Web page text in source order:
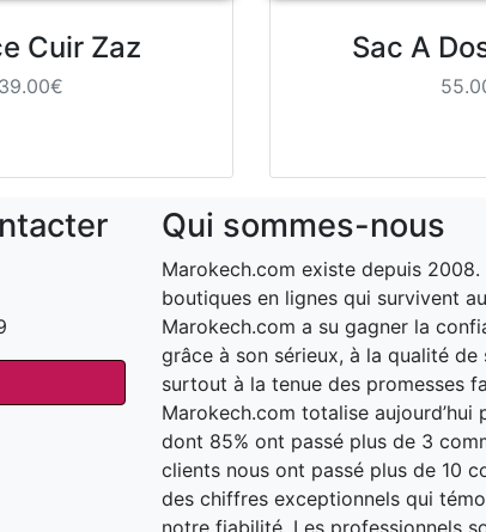
Cuir Zaz
39.00€
Sac A
Qui sommes-nous
Marokech.com existe depuis 2008.
boutiques en lignes qui survivent
Marokech.com a su gagner la
grâce à son sérieux, à la qualité de
surtout à la tenue des promesses
Marokech.com totalise aujourd’hui
dont 85% ont passé plus de 3
clients nous ont passé plus de 10
des chiffres exceptionnels qui